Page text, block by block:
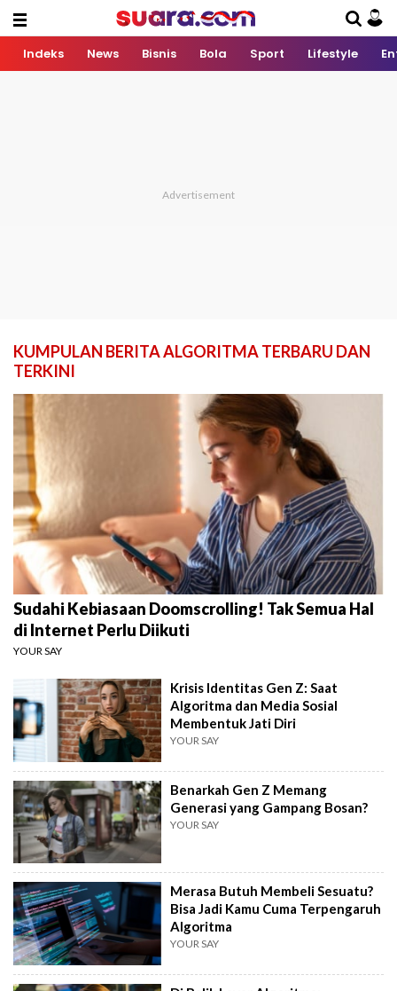
Indeks News Bisnis Bola Sport Lifestyle
KUMPULAN BERITA ALGORITMA TERBARU DAN
TERKINI
Sudahi Kebiasaan Doomscrolling! Tak Semua Hal
di Internet Perlu Diikuti
YOUR SAY
Krisis Identitas Gen Z: Saat
Algoritma dan Media Sosial
Membentuk Jati Diri
YOUR SAY
Benarkah Gen Z Memang
Generasi yang Gampang Bosan?
YOUR SAY
Merasa Butuh Membeli Sesuatu?
Bisa Jadi Kamu Cuma Terpengaruh
Algoritma
YOUR SAY